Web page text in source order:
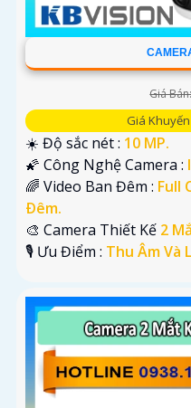
Giá
Giá
☀️ Độ sắc nét : 10 MP.
🌠 Công Nghệ Camera :
🌈 Video Ban Đêm : Full
Ðêm.
🎨 Camera Thiết Kế 2
️🎙 Ưu Điểm : Thu Âm Và